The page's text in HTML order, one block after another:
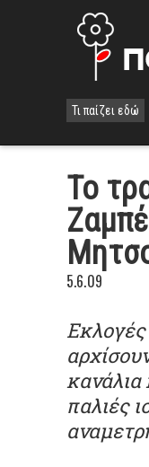
Τι παίζει εδώ
Το
5.6.09
Εκλογές
κανάλια
παλιές